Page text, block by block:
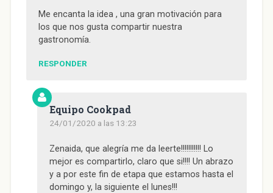
Me encanta la idea , una gran motivación para
los que nos gusta compartir nuestra
gastronomía.
RESPONDER
Equipo Cookpad
24/01/2020 a las 13:23
Zenaida, que alegría me da leerte!!!!!!!!!!! Lo
mejor es compartirlo, claro que si!!!! Un abrazo
y a por este fin de etapa que estamos hasta el
domingo y, la siguiente el lunes!!!